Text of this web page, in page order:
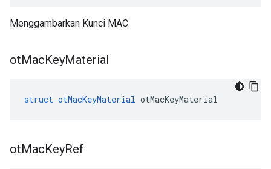
Menggambarkan Kunci MAC.
otMacKeyMaterial
struct otMacKeyMaterial otMacKeyMaterial
otMacKeyRef